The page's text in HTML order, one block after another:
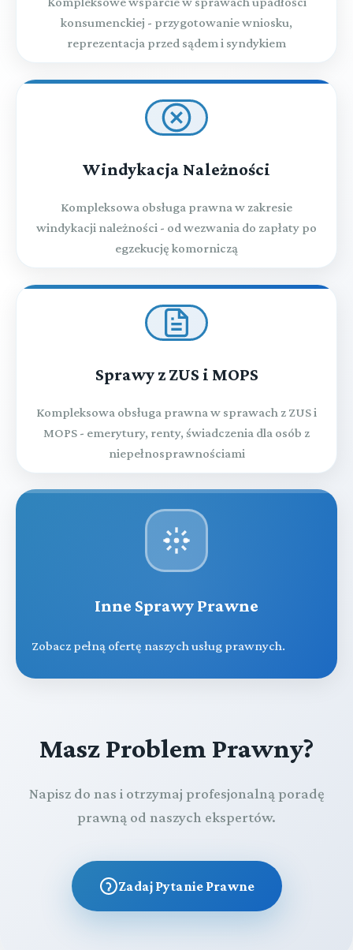
konsumenckiej - przygotowanie wniosku,
reprezentacja przed sądem i syndykiem
Windykacja Należności
Kompleksowa obsługa prawna w zakresie
windykacji należności - od wezwania do zapłaty po
egzekucję komorniczą
Sprawy z ZUS i MOPS
Kompleksowa obsługa prawna w sprawach z ZUS i
MOPS - emerytury, renty, świadczenia dla osób z
niepełnosprawnościami
Inne Sprawy Prawne
Zobacz pełną ofertę naszych usług prawnych.
Masz Problem Prawny?
Napisz do nas i otrzymaj profesjonalną poradę
prawną od naszych ekspertów.
Zadaj Pytanie Prawne